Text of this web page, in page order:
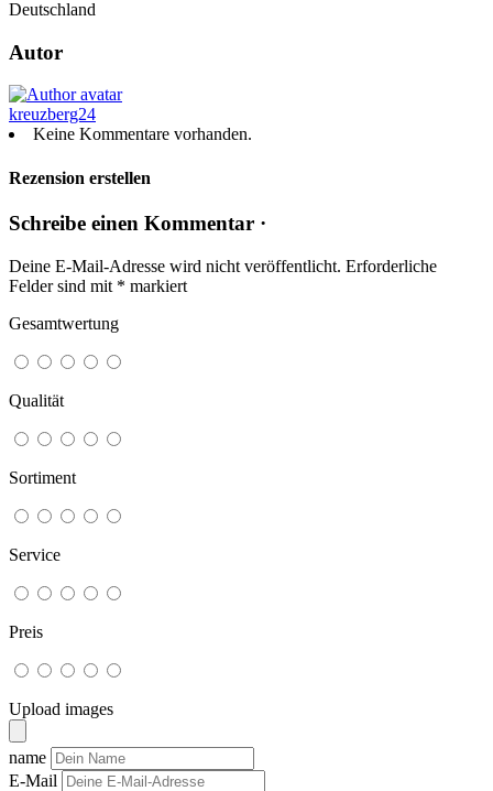
Deutschland
Autor
kreuzberg24
Keine Kommentare vorhanden.
Rezension erstellen
Schreibe einen Kommentar ·
Deine E-Mail-Adresse wird nicht veröffentlicht. Erforderliche
Felder sind mit * markiert
Gesamtwertung
Qualität
Sortiment
Service
Preis
Upload images
name
E-Mail